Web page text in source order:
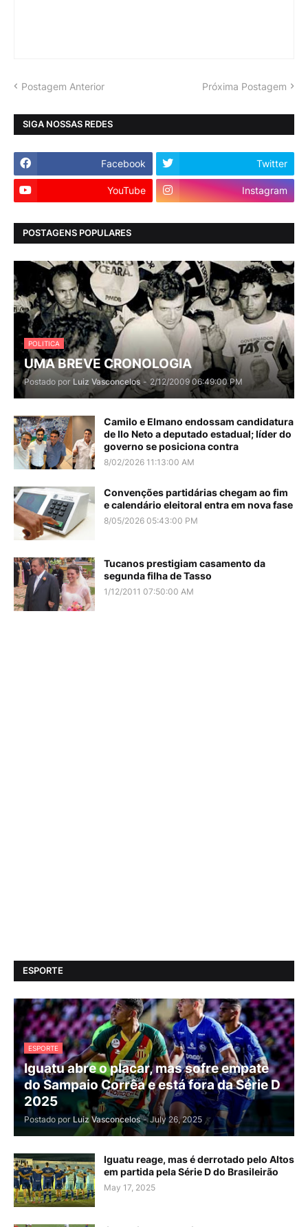
Postagem Anterior Próxima Postagem
SIGA NOSSAS REDES
Facebook Twitter
YouTube Instagram
POSTAGENS POPULARES
POLITICA
UMA BREVE CRONOLOGIA
Postado por Luiz Vasconcelos - 2/12/2009 06:49:00 PM
Camilo e Elmano endossam candidatura
de Ilo Neto a deputado estadual; líder do
governo se posiciona contra
8/02/2026 11:13:00 AM
Convenções partidárias chegam ao fim
e calendário eleitoral entra em nova fase
8/05/2026 05:43:00 PM
Tucanos prestigiam casamento da
segunda filha de Tasso
1/12/2011 07:50:00 AM
ESPORTE
ESPORTE
Iguatu abre o placar, mas sofre empate
do Sampaio Corrêa e está fora da Série D
2025
Postado por Luiz Vasconcelos - July 26, 2025
Iguatu reage, mas é derrotado pelo Altos
em partida pela Série D do Brasileirão
May 17, 2025